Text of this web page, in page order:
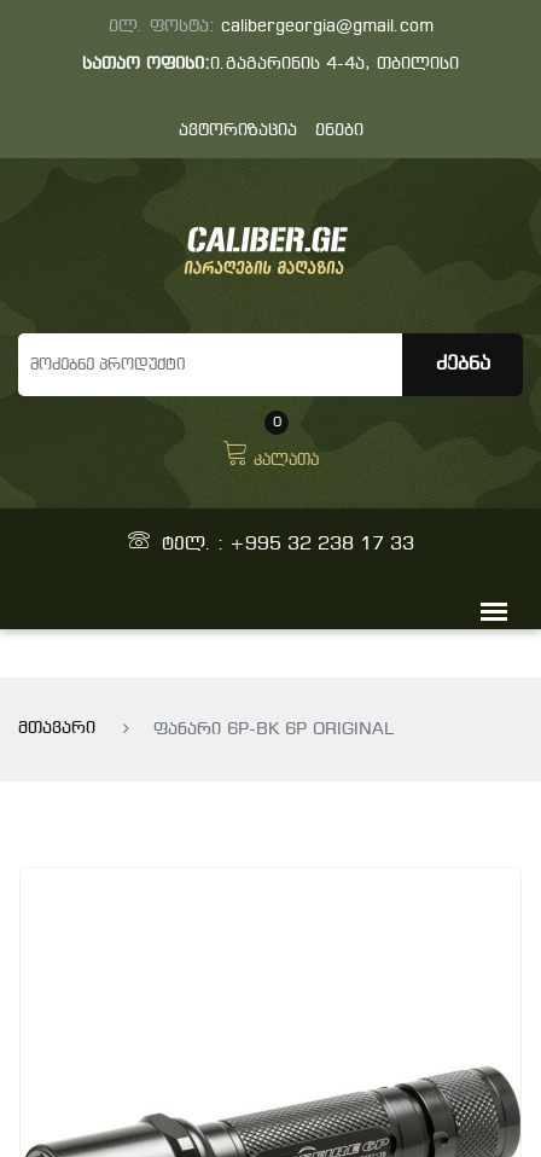
ელ. ფოსტა: calibergeorgia@gmail.com
სათაო ოფისი:ი.გაგარინის 4-4ა, თბილისი
ავტორიზაცია ენები
0
კალათა
ტელ. : +995 32 238 17 33
მთავარი ფანარი 6P-BK 6P ORIGINAL